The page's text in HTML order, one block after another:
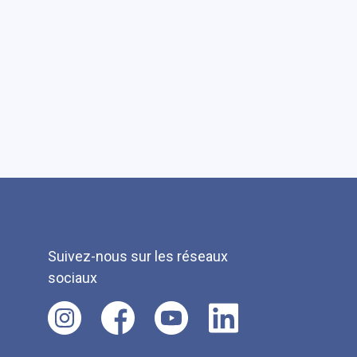
Suivez-nous sur les réseaux
sociaux